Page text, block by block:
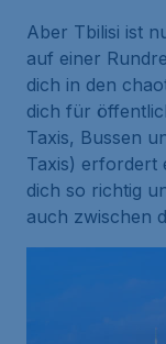
Aber Tbilisi ist
auf einer
dich in den
dich für
Taxis, Bussen
Taxis) erfordert
dich so richtig
auch zwischen